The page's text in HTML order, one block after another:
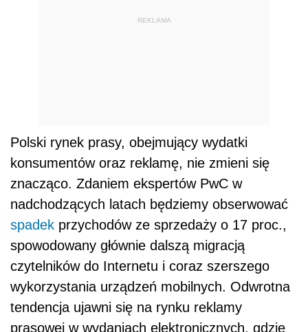
REKLAMA
Polski rynek prasy, obejmujący wydatki
konsumentów oraz reklamę, nie zmieni się
znacząco. Zdaniem ekspertów PwC w
nadchodzących latach będziemy obserwować
spadek przychodów ze sprzedaży o 17 proc.,
spowodowany głównie dalszą migracją
czytelników do Internetu i coraz szerszego
wykorzystania urządzeń mobilnych. Odwrotna
tendencja ujawni się na rynku reklamy
prasowej w wydaniach elektronicznych, gdzie